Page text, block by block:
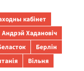
кабінет
Андрэй Хадановіч
Берлін
Вільня